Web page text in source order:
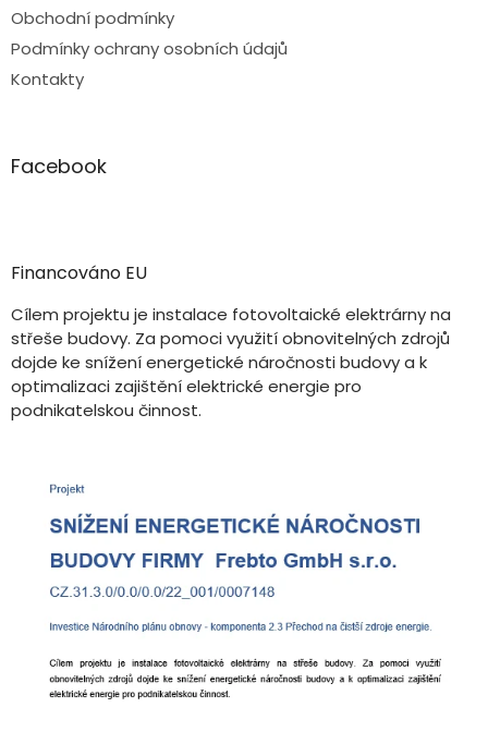
Obchodní podmínky
Podmínky ochrany osobních údajů
Kontakty
Facebook
Financováno EU
Cílem projektu je instalace fotovoltaické elektrárny na
střeše budovy. Za pomoci využití obnovitelných zdrojů
dojde ke snížení energetické náročnosti budovy a k
optimalizaci zajištění elektrické energie pro
podnikatelskou činnost.